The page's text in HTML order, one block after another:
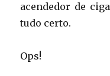
acendedor de
tudo certo.
Ops!